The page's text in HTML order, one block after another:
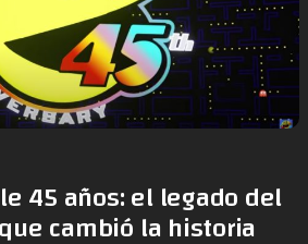
45 años: el legado del
cambió la historia